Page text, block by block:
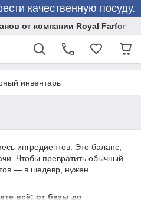
качественную посуду.
от компании Royal Farfor
инвентарь
ингредиентов. Это баланс,
Чтобы превратить обычный
— в шедевр, нужен
всё: от базы до